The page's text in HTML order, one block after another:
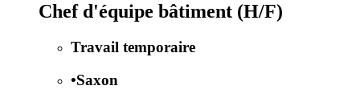
Chef d'équipe bâtiment (H/F)
Travail temporaire
•Saxon